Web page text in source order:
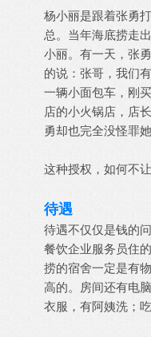
杨小丽是跟着张勇
总。当年海底捞走
小丽。有一天，张
的说：张哥，我们
一辆小面包车，刚
店的小火锅店，店
勇却也完全没怪罪
这种授权，如何不
待遇
待遇不仅仅是钱的
餐饮企业服务员住
捞的宿舍一定是有
高的。房间还有电
衣服，有阿姨洗；